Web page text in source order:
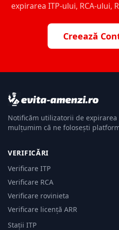
expirarea ITP-ului, RCA-ului,
Creează
Notificăm utilizatorii de
mulțumim că ne folosești
VERIFICĂRI
Verificare ITP
Verificare RCA
Verificare rovinieta
Verificare licență ARR
Stații ITP